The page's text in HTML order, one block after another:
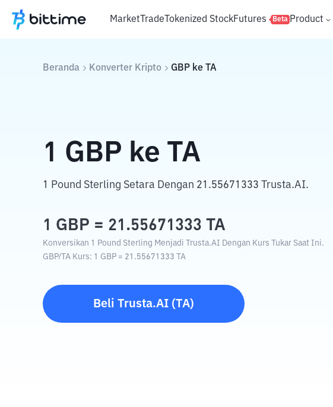
MarketTradeTokenized StockFutures Beta Product
Beranda Konverter Kripto GBP ke TA
1 GBP ke TA
1 Pound Sterling Setara Dengan 21.55671333 Trusta.AI.
1 GBP = 21.55671333 TA
Konversikan 1 Pound Sterling Menjadi Trusta.AI Dengan Kurs Tukar Saat Ini.
GBP/ TA Kurs: 1 GBP = 21.55671333 TA
Beli Trusta.AI (TA)